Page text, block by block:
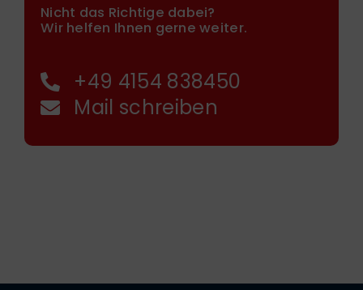
Nicht das Richtige dabei?
Wir helfen Ihnen gerne weiter.
+49 4154 838450
Mail schreiben